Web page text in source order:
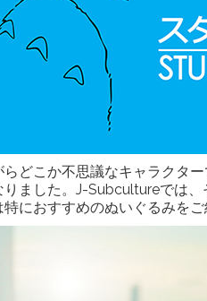
どこか不思議なキャラクタ
ました。J-Subcultureでは
におすすめのぬいぐるみをご